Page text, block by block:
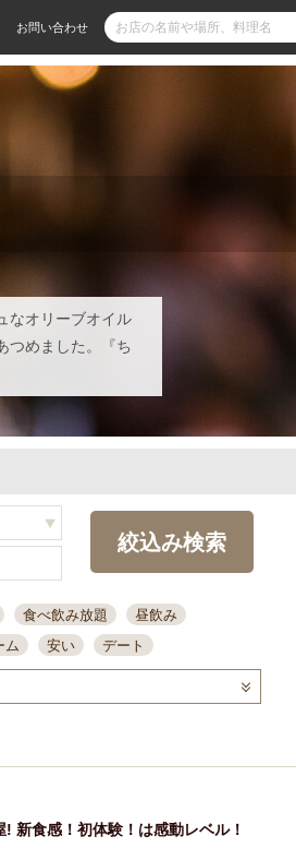
お問い合わせ
なオリーブオイル
つめました。『ち
絞込み検索
食べ飲み放題
昼飲み
ム 安い
デート
席 記念日 泡盛
喫煙可
気 大部屋30名
カウンター
ラフト
テレビ 飲み会
掘りごたつ
新食感！初体験！は感動レベル！